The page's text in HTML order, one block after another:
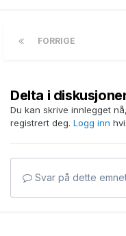
FORRIGE
Delta i
Du kan skrive innlegget
registrert deg. Logg inn
Svar på dette